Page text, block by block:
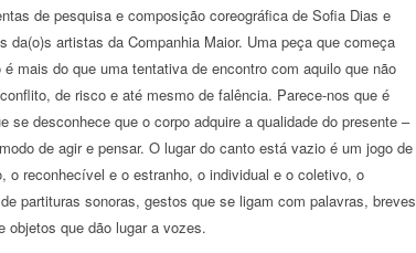
de pesquisa e composição coreográfica de Sofia Dias e
artistas da Companhia Maior. Uma peça que começa
mais do que uma tentativa de encontro com aquilo que não
de risco e até mesmo de falência. Parece-nos que é
se desconhece que o corpo adquire a qualidade do presente –
de agir e pensar. O lugar do canto está vazio é um jogo de
o reconhecível e o estranho, o individual e o coletivo, o
partituras sonoras, gestos que se ligam com palavras, breves
objetos que dão lugar a vozes.